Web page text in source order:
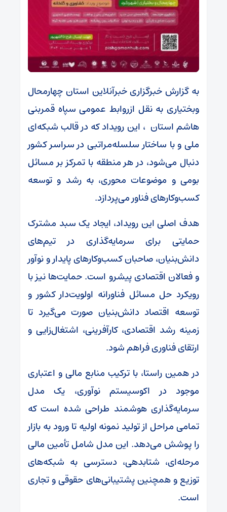
به گزارش خبرگزاری خبرآنلاین استان چهارمحال
وبختیاری به نقل ازروابط عمومی سپاه قمربنی
هاشم استان ، این رویداد که در قالب شبکه‌ای
ملی و با ساختار سلسله‌مراتبی در سراسر کشور
دنبال می‌شود، در هر منطقه با تمرکز بر مسائل
بومی و موضوعات محوری، به رشد و توسعه
کسب‌وکارهای فناور می‌پردازد.
هدف اصلی این رویداد، ایجاد یک سبد مشترک
حمایتی برای سرمایه‌گذاری در تیم‌های
دانش‌بنیان، صاحبان کسب‌وکارهای پایدار و نوآور
و فعالان اقتصادی پیشرو است. حمایت‌ها نیز با
رویکرد حل مسائل فناورانه اولویت‌دار کشور و
توسعه اقتصاد دانش‌بنیان صورت می‌گیرد تا
زمینه رشد اقتصادی، کارآفرینی، اشتغال‌زایی و
ارتقای فناوری فراهم شود.
در همین راستا، با ترکیب منابع مالی و اعتباری
موجود در اکوسیستم نوآوری، یک مدل
سرمایه‌گذاری هوشمند طراحی شده است که
تمامی مراحل از تولید نمونه اولیه تا ورود به بازار
را پوشش می‌دهد. این مدل شامل تأمین مالی
مرحله‌ای، شتابدهی، دسترسی به شبکه‌های
توزیع و همچنین پشتیبانی‌های حقوقی و تجاری
است.